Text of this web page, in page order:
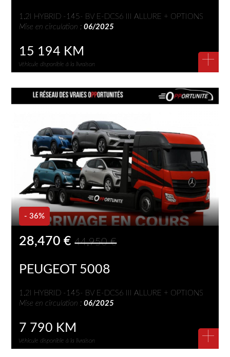
1.2I HYBRID -145- BV E-DCS6 III ALLURE + OPTIONS
Mise en circulation :06/2025
15 194 KM
Véhicule disponible à la livraison +
- 36%
28,470 € 44,950 €
PEUGEOT 5008
1.2I HYBRID -145- BV E-DCS6 III ALLURE + OPTIONS
Mise en circulation :06/2025
7 790 KM
Véhicule disponible à la livraison +